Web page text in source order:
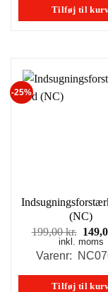
Tilføj til
-25%
(NC)
199,00kr. Den
pris
inkl. moms
Varenr:
Tilføj til